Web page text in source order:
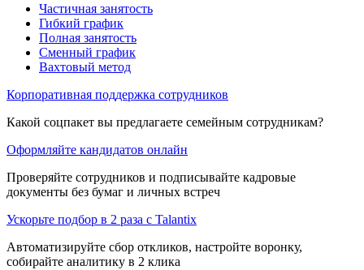
Частичная занятость
Гибкий график
Полная занятость
Сменный график
Вахтовый метод
Корпоративная поддержка сотрудников
Какой соцпакет вы предлагаете семейным сотрудникам?
Оформляйте кандидатов онлайн
Проверяйте сотрудников и подписывайте кадровые
документы без бумаг и личных встреч
Ускорьте подбор в 2 раза с Talantix
Автоматизируйте сбор откликов, настройте воронку,
собирайте аналитику в 2 клика